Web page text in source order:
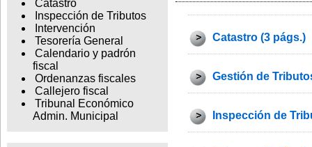
Catastro
Inspección de Tributos
Intervención
Tesorería General
Calendario y padrón
fiscal
Ordenanzas fiscales
Callejero fiscal
Tribunal Económico
Admin. Municipal
Catastro (3 págs.)
Gestión de
Inspección de